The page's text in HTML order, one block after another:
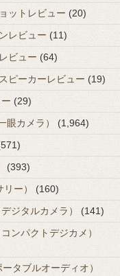
ットレビュー (20)
レビュー (11)
ビュー (64)
ピーカーレビュー (19)
(29)
眼カメラ）
(1,964)
(393)
ー）
(160)
ジタルカメラ）
(141)
ンパクトデジカメ）
タブルオーディオ）